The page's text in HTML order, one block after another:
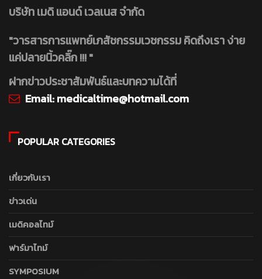
บริษัท เมดิ แอนด์ เวลเนส จำกัด
"วารสารการแพทย์เภสัชกรรมเวชกรรม คิดถึงเรา ง่าย
แค่ปลายนิ้วคลิ๊ก !!! "
ฝากข่าวประชาสัมพันธ์และบทความได้ที่
Email:medicaltime@hotmail.com
POPULAR CATEGORIES
เกี่ยวกับเรา
ข่าวเด่น
เมดิคอลไทม์
ฟาร์มาไทม์
SYMPOSIUM